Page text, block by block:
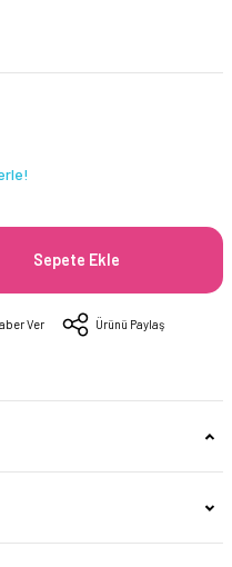
Sepete Ekle
Ver Ürünü Paylaş